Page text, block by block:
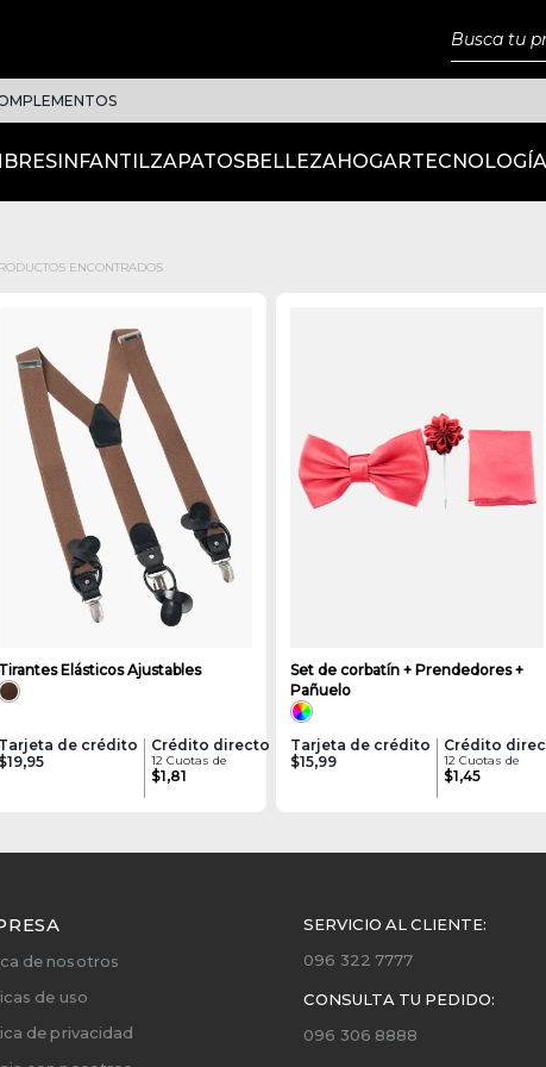
INFANTILZAPATOSBELLEZAHOGARTECNOLOGÍA
ENCONTRADOS
Tirantes Elásticos Ajustables
Tarjeta de crédito
$19,95
Crédito directo
12 Cuotas de
$1,81
Set de corbatín + Prendedores +
Pañuelo
Tarjeta de crédito
$15,99
Crédito
12 Cuotas de
$1,45
de nosotros
de uso
de privacidad
SERVICIO AL CLIENTE:
096 322 7777
CONSULTA TU PEDIDO:
096 306 8888